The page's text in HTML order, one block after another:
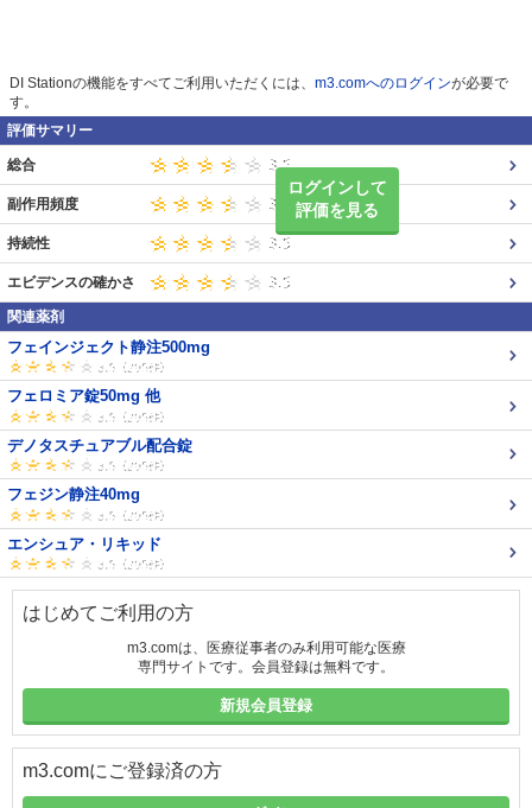
DI Stationの機能をすべてご利用いただくには、 m3.comへのログインが必要で
す。
評価サマリー
ログインして
評価を見る
総合
副作用頻度
持続性
エビデンスの確かさ
関連薬剤
フェインジェクト静注500mg
フェロミア錠50mg 他
デノタスチュアブル配合錠
フェジン静注40mg
エンシュア・リキッド
はじめてご利用の方
m3.comは、医療従事者のみ利用可能な医療
専門サイトです。会員登録は無料です。
新規会員登録
m3.comにご登録済の方